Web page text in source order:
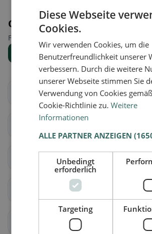
Orte in der Nähe
Finde den passenden Ort für deine
Alle Orte anzeigen
Aarau
Muhen
Diese Webseite
Cookies.
Wir verwenden Cookies, um die
Benutzerfreundlichkeit unserer
verbessern. Durch die weitere
unserer Webseite stimmen Sie
Verwendung von Cookies
Cookie-Richtlinie zu.Weitere
Informationen
ALLE PARTNER ANZEIGEN
Unbedingt
erforderlich
Targeting